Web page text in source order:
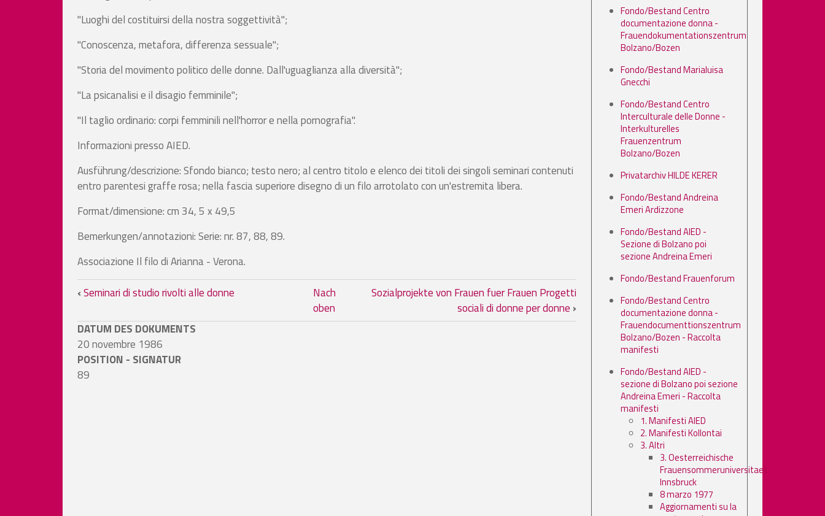
"Luoghi del costituirsi della nostra soggettività";
"Conoscenza, metafora, differenza sessuale";
"Storia del movimento politico delle donne. Dall'uguaglianza alla diversità";
"La psicanalisi e il disagio femminile";
"Il taglio ordinario: corpi femminili nell'horror e nella pornografia".
Informazioni presso AIED.
Ausführung/descrizione: Sfondo bianco; testo nero; al centro titolo e elenco dei titoli dei singoli seminari contenuti
entro parentesi graffe rosa; nella fascia superiore disegno di un filo arrotolato con un'estremita libera.
Format/dimensione: cm 34, 5 x 49,5
Bemerkungen/annotazioni: Serie: nr. 87, 88, 89.
Associazione Il filo di Arianna - Verona.
Links für das Blättern im Buch Seminari di studio rivolti alle donne
‹Seminari di studio rivolti alle donne
Nach
oben
Sozialprojekte von Frauen fuer Frauen Progetti
sociali di donne per donne ›
DATUM DES DOKUMENTS
20 novembre 1986
POSITION - SIGNATUR
89
Fondo/Bestand Centro
documentazione donna -
Frauendokumentationszentrum
Bolzano/Bozen
Fondo/Bestand Marialuisa
Gnecchi
Fondo/Bestand Centro
Interculturale delle Donne -
Interkulturelles
Frauenzentrum
Bolzano/Bozen
Privatarchiv HILDE KERER
Fondo/Bestand Andreina
Emeri Ardizzone
Fondo/Bestand AIED -
Sezione di Bolzano poi
sezione Andreina Emeri
Fondo/Bestand Frauenforum
Fondo/Bestand Centro
documentazione donna -
Frauendocumenttionszentrum
Bolzano/Bozen - Raccolta
manifesti
Fondo/Bestand AIED -
sezione di Bolzano poi sezione
Andreina Emeri - Raccolta
manifesti
1. Manifesti AIED
2. Manifesti Kollontai
3. Altri
3. Oesterreichische
Frauensommeruniversitaet
Innsbruck
8 marzo 1977
Aggiornamenti su la